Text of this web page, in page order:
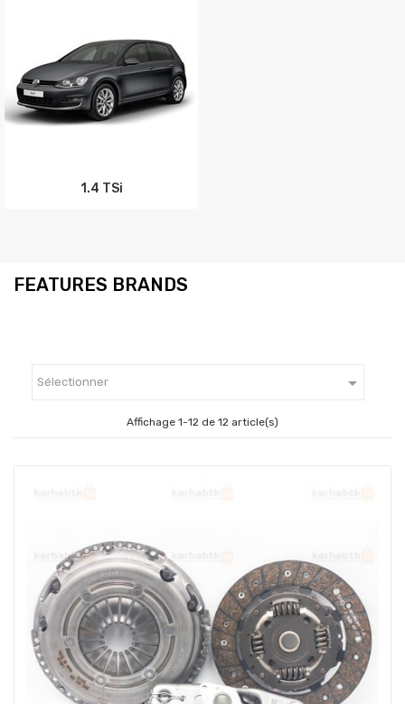
1.4 TSi
FEATURES BRANDS
Sélectionner 
Affichage 1-12 de 12 article(s)